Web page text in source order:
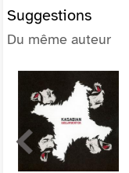
Suggestions
Du même auteur